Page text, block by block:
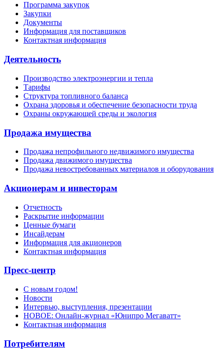
Программа закупок
Закупки
Документы
Информация для поставщиков
Контактная информация
Деятельность
Производство электроэнергии и тепла
Тарифы
Структура топливного баланса
Охрана здоровья и обеспечение безопасности труда
Охраны окружающей среды и экология
Продажа имущества
Продажа непрофильного недвижимого имущества
Продажа движимого имущества
Продажа невостребованных материалов и оборудования
Акционерам и инвесторам
Отчетность
Раскрытие информации
Ценные бумаги
Инсайдерам
Информация для акционеров
Контактная информация
Пресс-центр
С новым годом!
Новости
Интервью, выступления, презентации
НОВОЕ: Онлайн-журнал «Юнипро Мегаватт»
Контактная информация
Потребителям